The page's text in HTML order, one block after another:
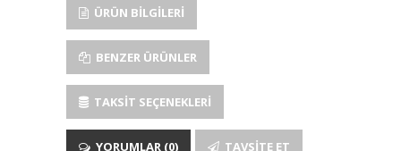
ÜRÜN BILGILERI
BENZER ÜRÜNLER
TAKSIT SEÇENEKLERI
YORUMLAR (0) TAVSITE ET